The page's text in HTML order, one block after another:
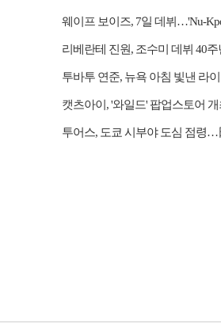
웨이프 보이즈, 7일 데뷔…'Nu-
투어스, 도쿄 시부야 도심 점령…